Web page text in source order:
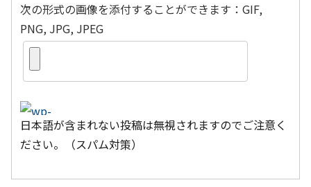
次の形式の画像を添付することができます：GIF,
PNG, JPG, JPEG
日本語が含まれない投稿は無視されますのでご注意く
ださい。（スパム対策）